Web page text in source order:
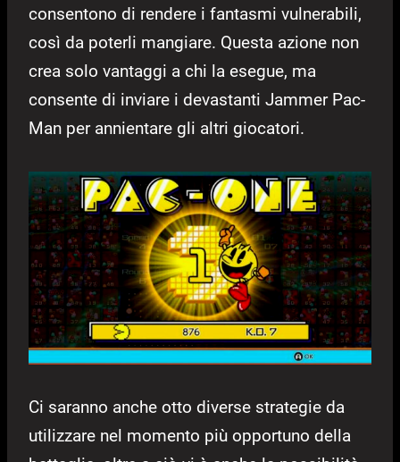
consentono di rendere i fantasmi vulnerabili,
così da poterli mangiare. Questa azione non
crea solo vantaggi a chi la esegue, ma
consente di inviare i devastanti Jammer Pac-
Man per annientare gli altri giocatori.
Ci saranno anche otto diverse strategie da
utilizzare nel momento più opportuno della